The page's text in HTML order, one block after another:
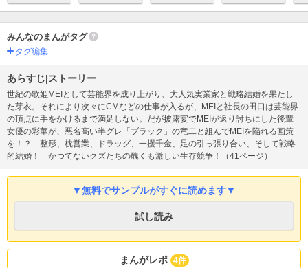
みんなのまんがタグ
タグ編集
あらすじ|ストーリー
世紀の歌姫MEIとして芸能界を成り上がり、大人気実業家と戦略結婚を果たし
た芽衣。それにより次々にCMなどの仕事が入るが、MEIと社長の田口は芸能界
の頂点に手をかけるまで満足しない。だが披露宴でMEIが返り討ちにした後輩
女優の彩華が、悪名高い半グレ「ブラック」の竜二と組んでMEIを陥れる画策
を！？ 整形、枕営業、ドラッグ、一攫千金、足の引っ張り合い、そして戦略
的結婚！ かつてないクズたちの醜くも激しい生存競争！（41ページ）
▼無料でサンプルがすぐに読めます▼
試し読み
まんがレポ 4件